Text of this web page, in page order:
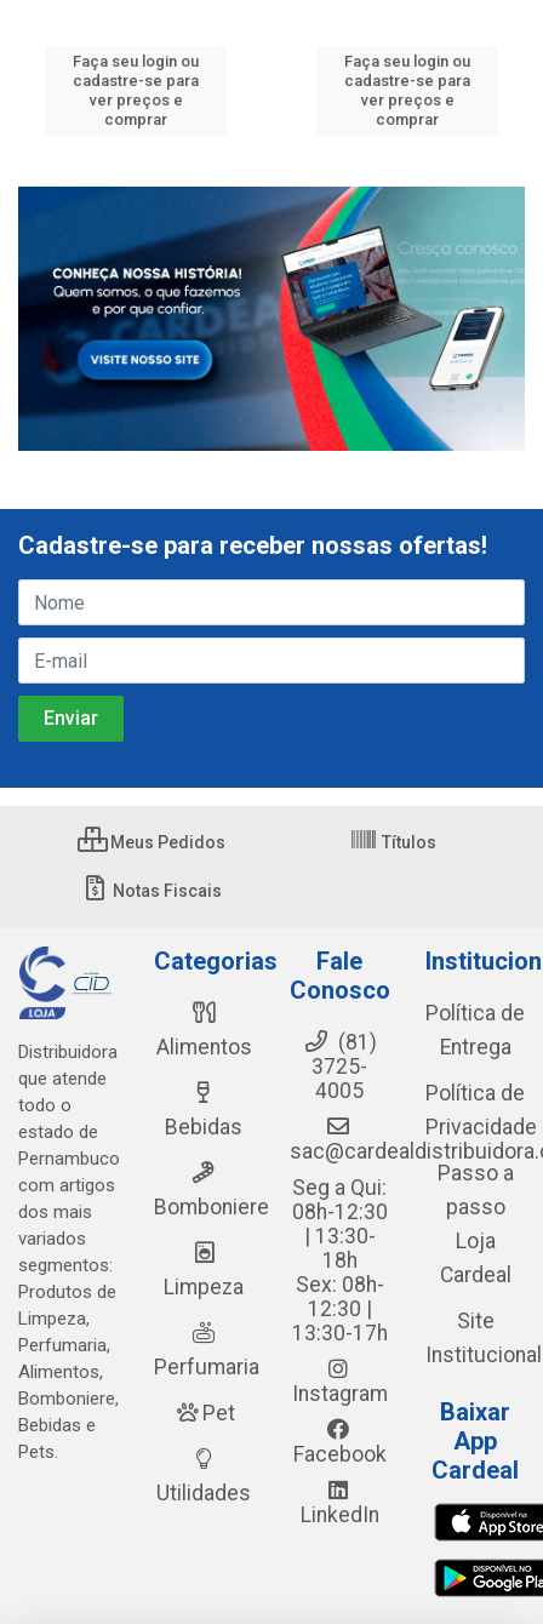
Faça seu login ou
cadastre-se para
ver preços e
comprar
Faça seu login ou
cadastre-se para
ver preços e
comprar
Cadastre-se para receber nossas ofertas!
Meus Pedidos Títulos
Notas Fiscais
Distribuidora
que atende
todo o
estado de
Pernambuco
com artigos
dos mais
variados
segmentos:
Produtos de
Limpeza,
Perfumaria,
Alimentos,
Bomboniere,
Bebidas e
Pets.
Categorias
Alimentos
Bebidas
Bomboniere
Limpeza
Perfumaria
Pet
Utilidades
Fale
Conosco
(81)
3725-
4005
Seg a Qui:
08h-12:30
| 13:30-
18h
Sex: 08h-
12:30 |
13:30-17h
Instagram
Facebook
LinkedIn
Política de
Entrega
Política de
Privacidade
Passo a
passo
Loja
Cardeal
Site
Institucional
Baixar
App
Cardeal